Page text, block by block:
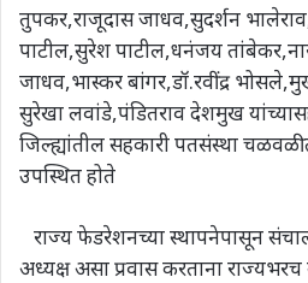
तुपकर,राजूदास जाधव,सुदर्शन
पाटील,सुरेश पाटील,धनंजय
जाधव,भास्कर बांगर,डॉ.रवींद्र
सुरेखा लवांडे,पंडितराव देशमुख यांच्यासह
जिल्ह्यांतील सहकारी पतसंस्था
उपस्थित होते
राज्य फेडरेशनच्या स्थापनेपासून
अध्यक्ष असा प्रवास करताना